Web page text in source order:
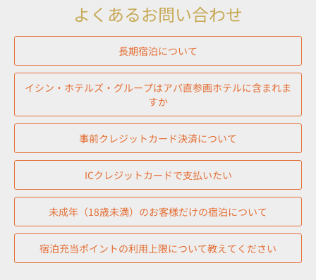
よくあるお問い合わせ
長期宿泊について
イシン・ホテルズ・グループはアパ直参画ホテルに含まれま
すか
事前クレジットカード決済について
ICクレジットカードで支払いたい
未成年（18歳未満）のお客様だけの宿泊について
宿泊充当ポイントの利用上限について教えてください